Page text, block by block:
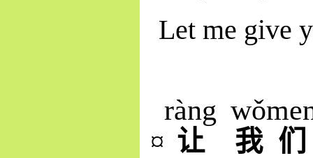
Let me give
¤ 让
ràng
我
wǒ
们